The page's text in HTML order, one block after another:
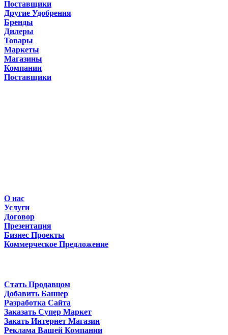
Поставщики
Другие Удобрения
Бренды
Дилеры
Товары
Маркеты
Магазины
Компании
Поставщики
О нас
Услуги
Договор
Презентация
Бизнес Проекты
Коммерческое Предложение
Стать Продавцом
Добавить Баннер
Разработка Сайта
Заказать Супер Маркет
Закать Интернет Магазин
Реклама Вашей Компании